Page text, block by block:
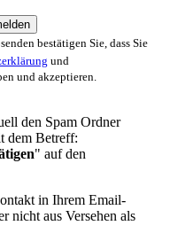
bestätigen Sie, dass Sie
und
und akzeptieren.
den Spam Ordner
dem Betreff:
" auf den
in Ihrem Email-
nicht aus Versehen als